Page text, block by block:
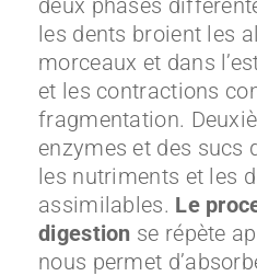
deux phases
les dents broient les
morceaux et dans
et les contractions
fragmentation.
enzymes et des sucs
les nutriments et les
assimilables. Le
digestion se répète
nous permet